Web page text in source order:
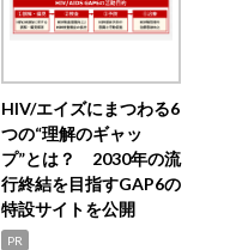
HIV/エイズにまつわる6
つの“理解のギャッ
プ”とは？ 2030年の流
行終結を目指すGAP6の
特設サイトを公開
PR